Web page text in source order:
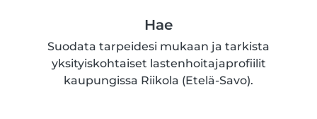
Hae
Suodata tarpeidesi mukaan ja tarkista
yksityiskohtaiset lastenhoitajaprofiilit
kaupungissa Riikola (Etelä-Savo).